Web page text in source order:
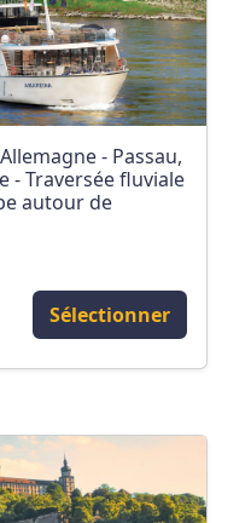
- Passau,
- Traversée fluviale
autour de
Sélectionner